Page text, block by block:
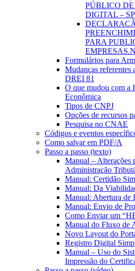
PÚBLICO
DIGITAL –
PARA
Formulários para
Mudanças
DREI 81
O que mudou com a
Econômica
Tipos de CNPJ
Opções de recursos
Pesquisa no CNAE
Códigos e eventos
Como salvar em PDF/A
Passo a passo (texto)
Manual – Alterações
Administração
Manual: Certidão
Manual: Da
Manual: Abertura de
Manual: Envio de
Como Enviar um
Manual do Fluxo de
Novo Layout do
Registro Digital
Manual – Uso do
Impressão do